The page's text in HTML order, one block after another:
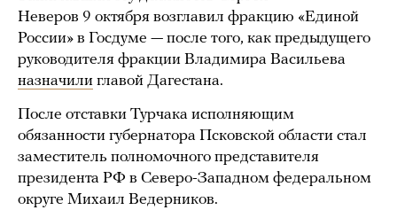
Неверов 9 октября возглавил фракцию «Единой
России» в Госдуме — после того, как предыдущего
руководителя фракции Владимира Васильева
назначили главой Дагестана.
После отставки Турчака исполняющим
обязанности губернатора Псковской области стал
заместитель полномочного представителя
президента РФ в Северо-Западном федеральном
округе Михаил Ведерников.